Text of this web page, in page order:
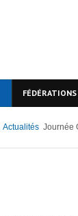
FÉDÉRATIONS
Actualités Journée